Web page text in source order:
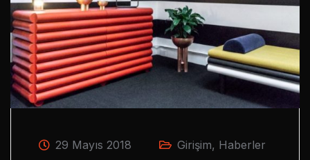
29 Mayıs 2018 Girişim, Haberler